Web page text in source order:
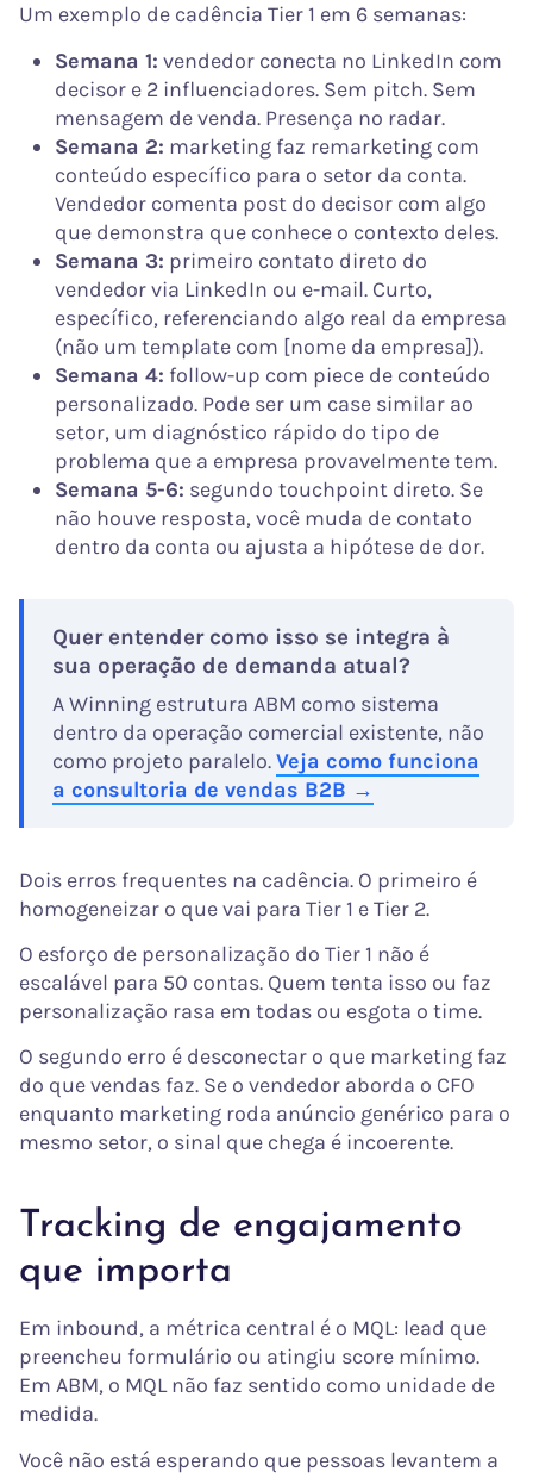
Um exemplo de cadência Tier 1 em 6 semanas:
Semana 1: vendedor conecta no LinkedIn com
decisor e 2 influenciadores. Sem pitch. Sem
mensagem de venda. Presença no radar.
Semana 2: marketing faz remarketing com
conteúdo específico para o setor da conta.
Vendedor comenta post do decisor com algo
que demonstra que conhece o contexto deles.
Semana 3: primeiro contato direto do
vendedor via LinkedIn ou e-mail. Curto,
específico, referenciando algo real da empresa
(não um template com [nome da empresa]).
Semana 4: follow-up com piece de conteúdo
personalizado. Pode ser um case similar ao
setor, um diagnóstico rápido do tipo de
problema que a empresa provavelmente tem.
Semana 5-6: segundo touchpoint direto. Se
não houve resposta, você muda de contato
dentro da conta ou ajusta a hipótese de dor.
Quer entender como isso se integra à
sua operação de demanda atual?
A Winning estrutura ABM como sistema
dentro da operação comercial existente, não
como projeto paralelo.Veja como funciona
a consultoria de vendas B2B →
Dois erros frequentes na cadência. O primeiro é
homogeneizar o que vai para Tier 1 e Tier 2.
O esforço de personalização do Tier 1 não é
escalável para 50 contas. Quem tenta isso ou faz
personalização rasa em todas ou esgota o time.
O segundo erro é desconectar o que marketing faz
do que vendas faz. Se o vendedor aborda o CFO
enquanto marketing roda anúncio genérico para o
mesmo setor, o sinal que chega é incoerente.
Tracking de engajamento
que importa
Em inbound, a métrica central é o MQL: lead que
preencheu formulário ou atingiu score mínimo.
Em ABM, o MQL não faz sentido como unidade de
medida.
Você não está esperando que pessoas levantem a